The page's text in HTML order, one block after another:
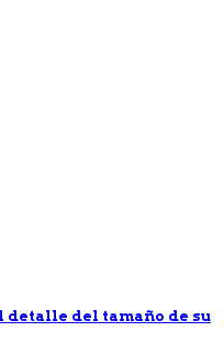
detalle del tamaño de su